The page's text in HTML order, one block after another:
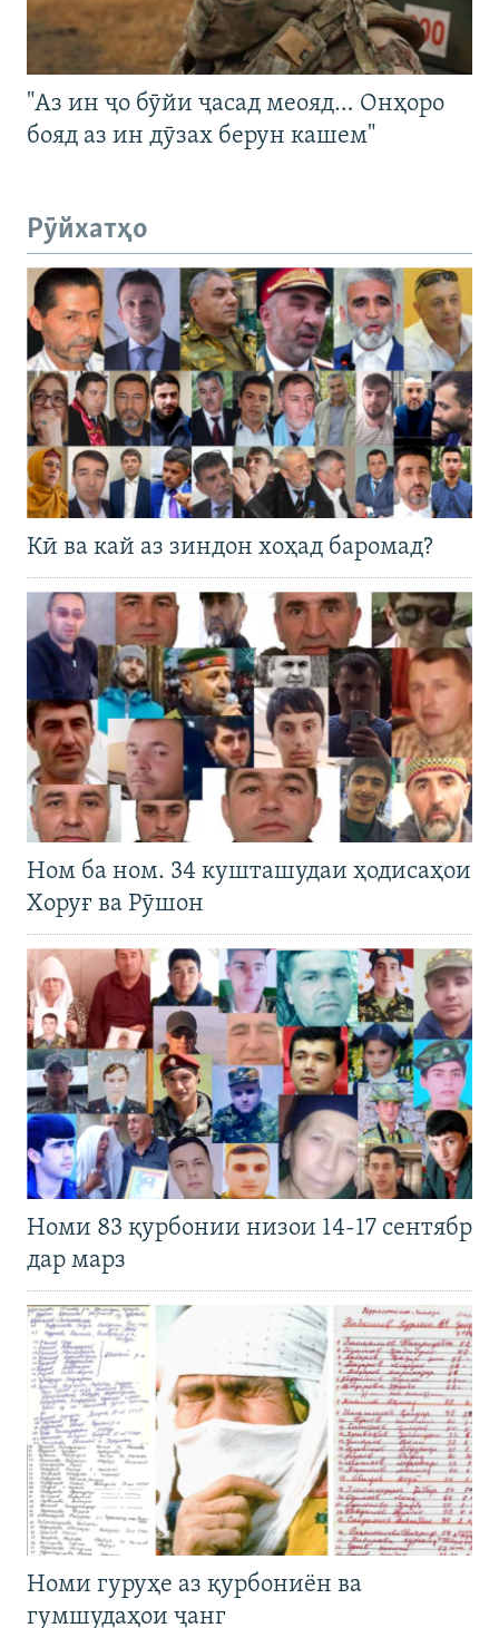
"Аз ин ҷо бӯйи ҷасад меояд… Онҳоро
бояд аз ин дӯзах берун кашем"
Рӯйхатҳо
Кӣ ва кай аз зиндон хоҳад баромад?
Ном ба ном. 34 кушташудаи ҳодисаҳои
Хоруғ ва Рӯшон
Номи 83 қурбонии низои 14-17 сентябр
дар марз
Номи гуруҳе аз қурбониён ва
гумшудаҳои ҷанг